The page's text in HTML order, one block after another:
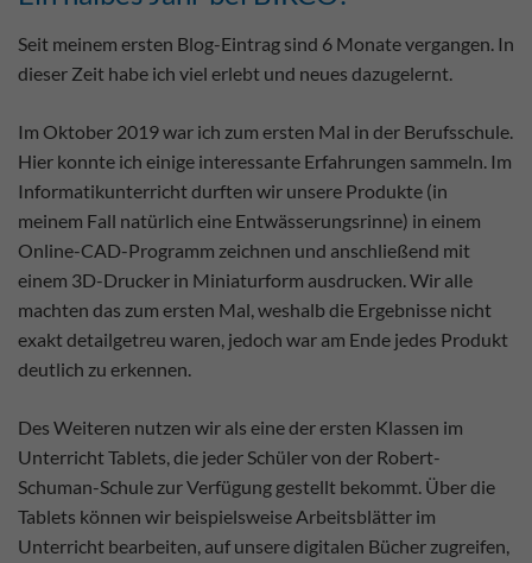
Seit meinem ersten Blog-Eintrag sind 6 Monate vergangen. In
dieser Zeit habe ich viel erlebt und neues dazugelernt.
Im Oktober 2019 war ich zum ersten Mal in der Berufsschule.
Hier konnte ich einige interessante Erfahrungen sammeln. Im
Informatikunterricht durften wir unsere Produkte (in
meinem Fall natürlich eine Entwässerungsrinne) in einem
Online-CAD-Programm zeichnen und anschließend mit
einem 3D-Drucker in Miniaturform ausdrucken. Wir alle
machten das zum ersten Mal, weshalb die Ergebnisse nicht
exakt detailgetreu waren, jedoch war am Ende jedes Produkt
deutlich zu erkennen.
Des Weiteren nutzen wir als eine der ersten Klassen im
Unterricht Tablets, die jeder Schüler von der Robert-
Schuman-Schule zur Verfügung gestellt bekommt. Über die
Tablets können wir beispielsweise Arbeitsblätter im
Unterricht bearbeiten, auf unsere digitalen Bücher zugreifen,